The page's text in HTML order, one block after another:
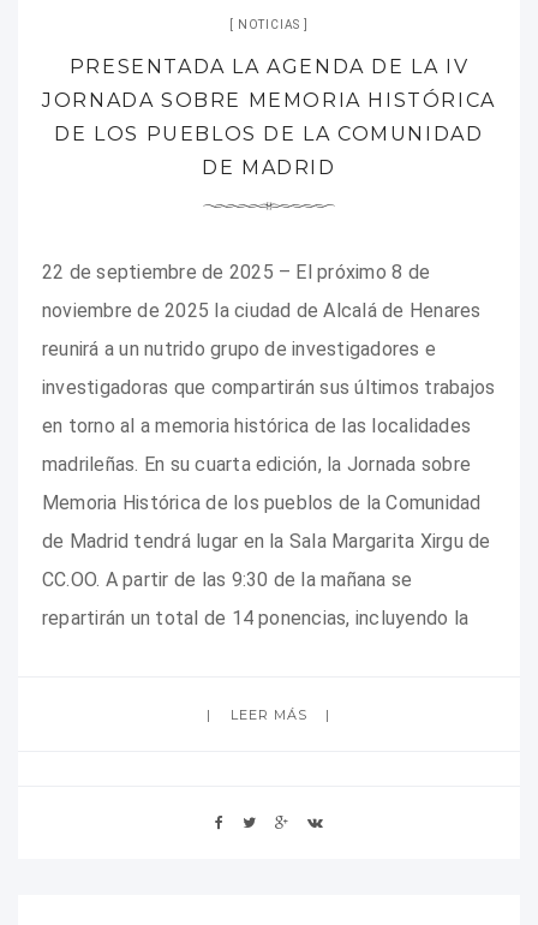
NOTICIAS
PRESENTADA LA AGENDA DE LA IV
JORNADA SOBRE MEMORIA HISTÓRICA
DE LOS PUEBLOS DE LA COMUNIDAD
DE MADRID
22 de septiembre de 2025 – El próximo 8 de
noviembre de 2025 la ciudad de Alcalá de Henares
reunirá a un nutrido grupo de investigadores e
investigadoras que compartirán sus últimos trabajos
en torno al a memoria histórica de las localidades
madrileñas. En su cuarta edición, la Jornada sobre
Memoria Histórica de los pueblos de la Comunidad
de Madrid tendrá lugar en la Sala Margarita Xirgu de
CC.OO. A partir de las 9:30 de la mañana se
repartirán un total de 14 ponencias, incluyendo la
LEER MÁS